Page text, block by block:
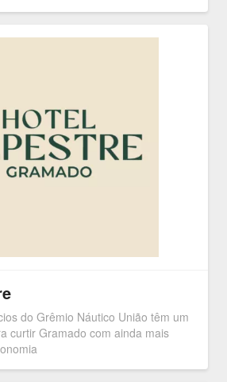
do Grêmio Náutico União têm um
curtir Gramado com ainda mais